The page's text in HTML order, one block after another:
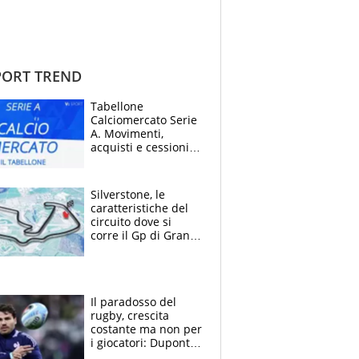
TREND
Tabellone
Calciomercato Serie
A. Movimenti,
acquisti e cessioni:
Silverstone, le
caratteristiche del
circuito dove si
corre il Gp di Gran
Il paradosso del
rugby, crescita
costante ma non per
i giocatori: Dupont